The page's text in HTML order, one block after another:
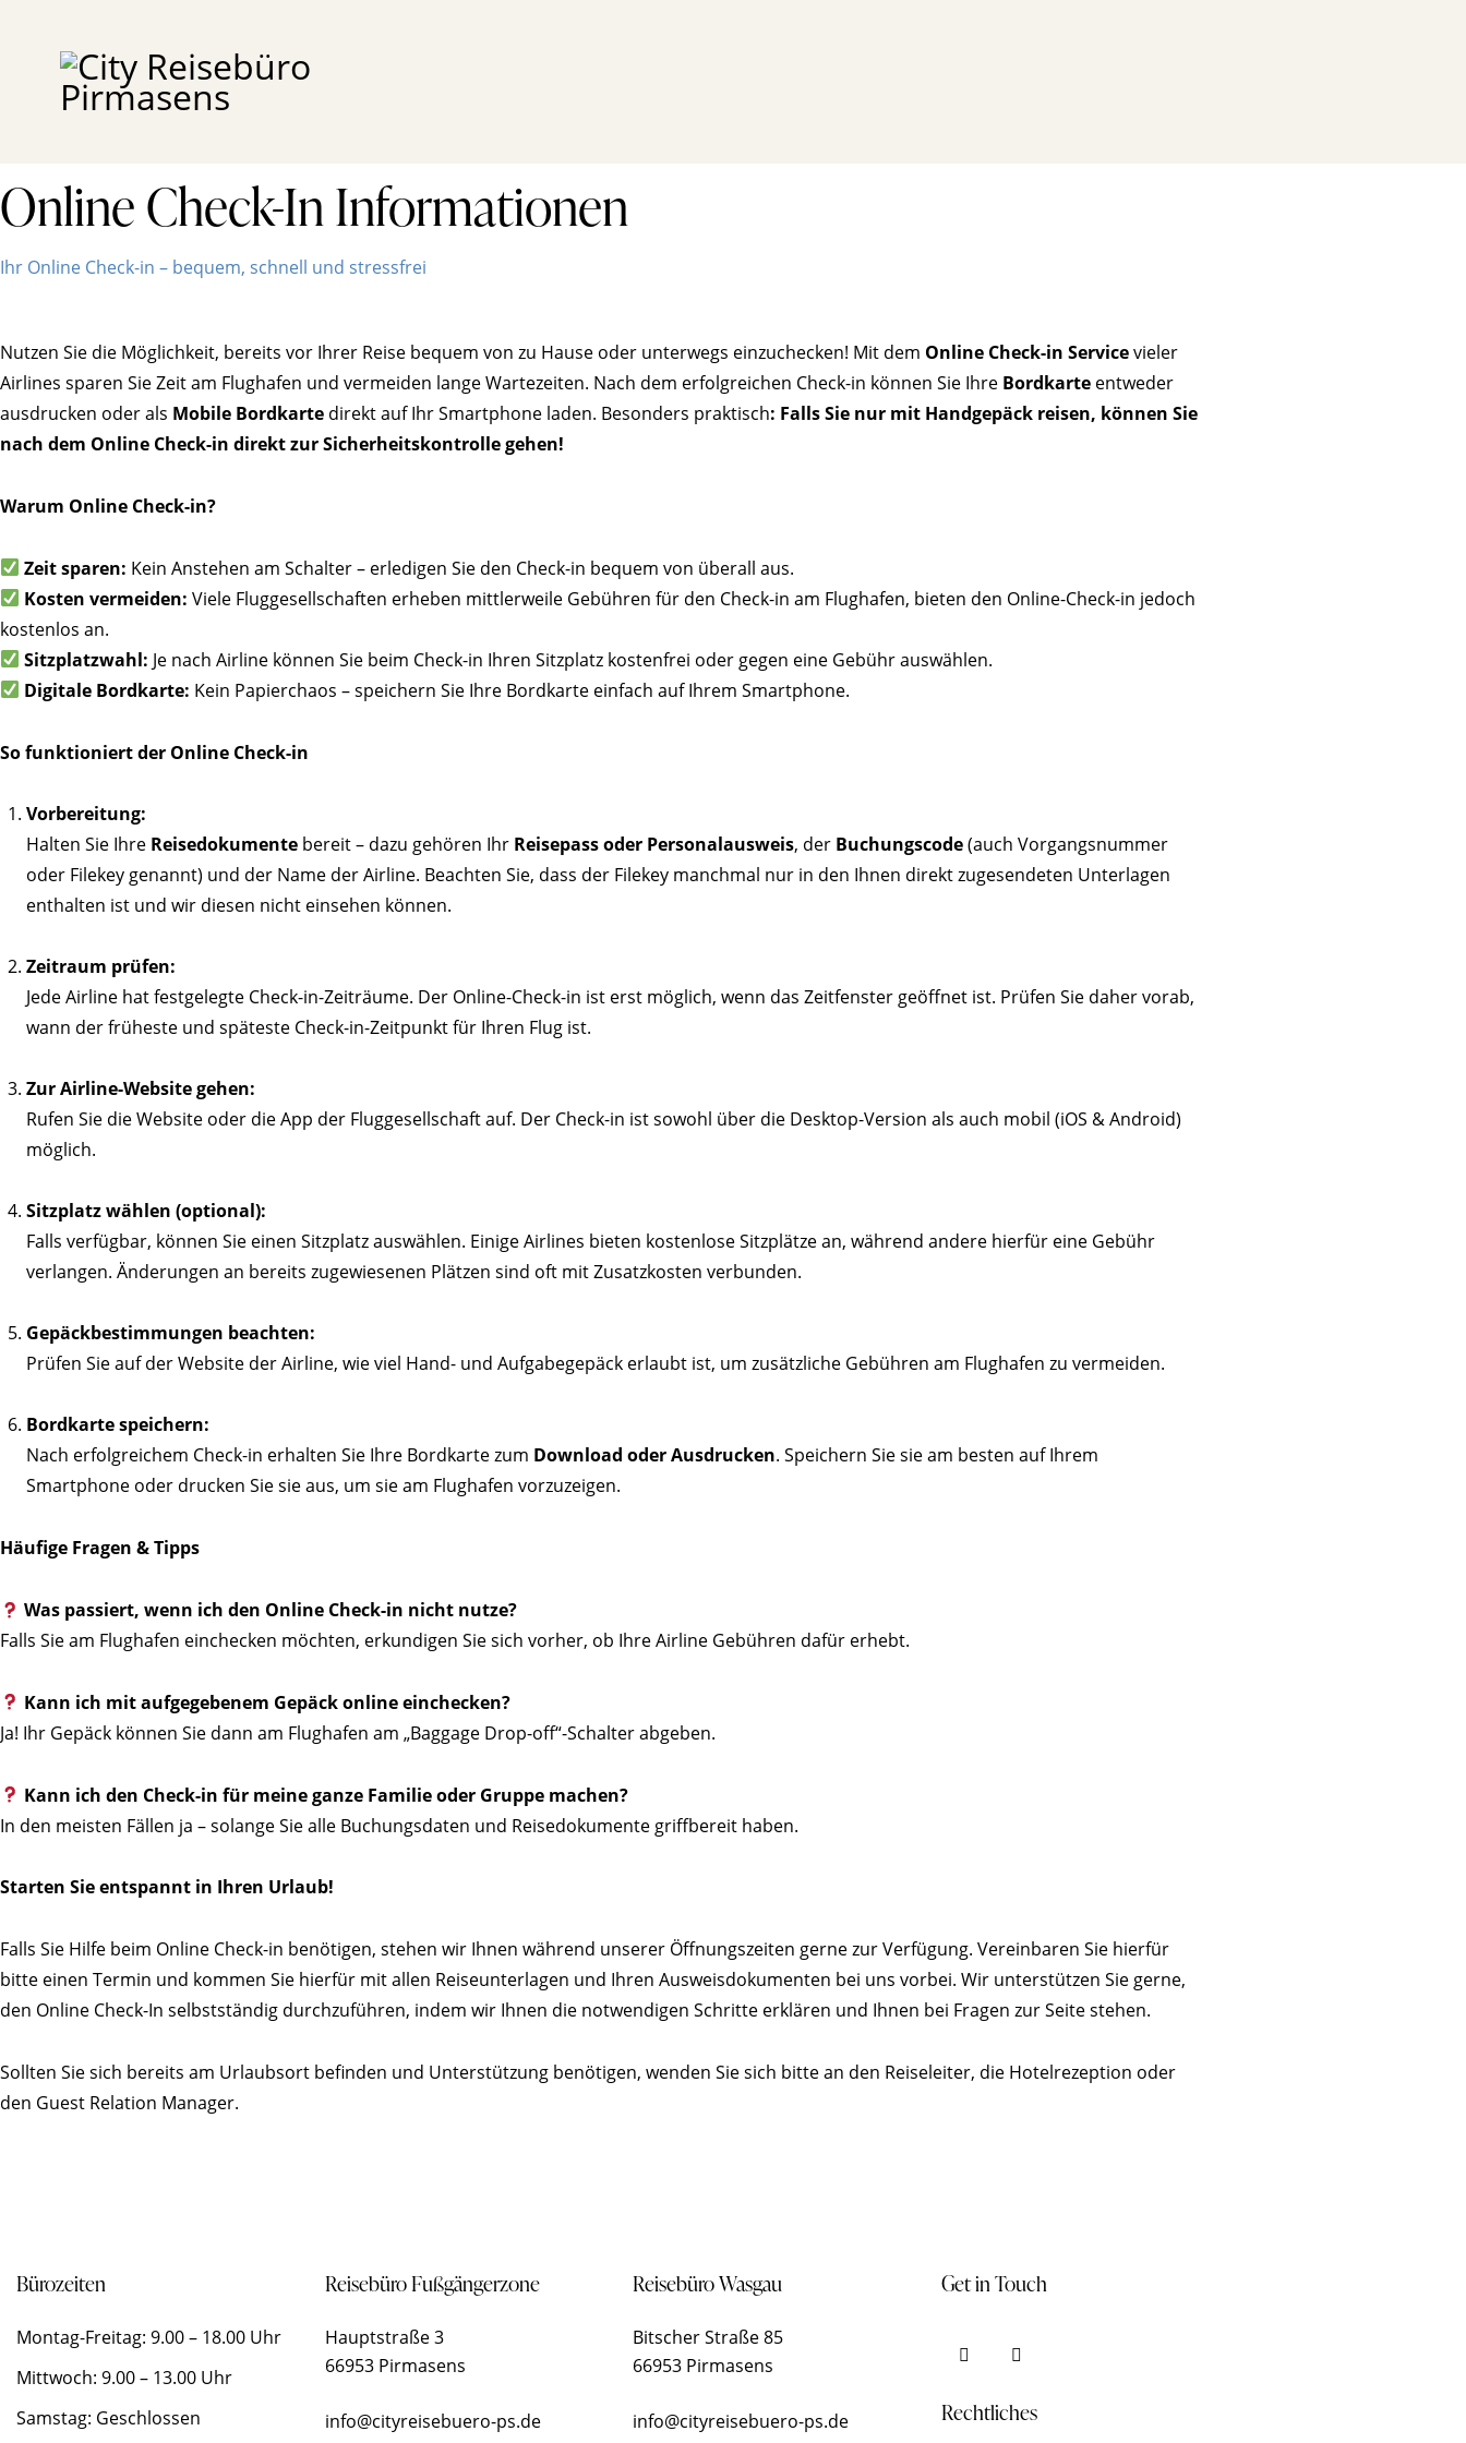
Online Check-In Informationen
Ihr Online Check-in – bequem, schnell und stressfrei
Nutzen Sie die Möglichkeit, bereits vor Ihrer Reise bequem von zu Hause oder unterwegs einzuchecken! Mit dem Online Check-in Servicevieler
Airlines sparen Sie Zeit am Flughafen und vermeiden lange Wartezeiten. Nach dem erfolgreichen Check-in können Sie Ihre Bordkarte entweder
ausdrucken oder als Mobile Bordkarte direkt auf Ihr Smartphone laden. Besonders praktisch: Falls Sie nur mit Handgepäck reisen, können Sie
nach dem Online Check-in direkt zur Sicherheitskontrolle gehen!
Warum Online Check-in?
Zeit sparen: Kein Anstehen am Schalter – erledigen Sie den Check-in bequem von überall aus.
Kosten vermeiden: Viele Fluggesellschaften erheben mittlerweile Gebühren für den Check-in am Flughafen, bieten den Online-Check-in jedoch
kostenlos an.
Sitzplatzwahl: Je nach Airline können Sie beim Check-in Ihren Sitzplatz kostenfrei oder gegen eine Gebühr auswählen.
Digitale Bordkarte: Kein Papierchaos – speichern Sie Ihre Bordkarte einfach auf Ihrem Smartphone.
So funktioniert der Online Check-in
Vorbereitung:
Halten Sie Ihre Reisedokumente bereit – dazu gehören Ihr Reisepass oder Personalausweis, der Buchungscode(auch Vorgangsnummer
oder Filekey genannt) und der Name der Airline. Beachten Sie, dass der Filekey manchmal nur in den Ihnen direkt zugesendeten Unterlagen
enthalten ist und wir diesen nicht einsehen können.
Zeitraum prüfen:
Jede Airline hat festgelegte Check-in-Zeiträume. Der Online-Check-in ist erst möglich, wenn das Zeitfenster geöffnet ist. Prüfen Sie daher vorab,
wann der früheste und späteste Check-in-Zeitpunkt für Ihren Flug ist.
Zur Airline-Website gehen:
Rufen Sie die Website oder die App der Fluggesellschaft auf. Der Check-in ist sowohl über die Desktop-Version als auch mobil (iOS & Android)
möglich.
Sitzplatz wählen (optional):
Falls verfügbar, können Sie einen Sitzplatz auswählen. Einige Airlines bieten kostenlose Sitzplätze an, während andere hierfür eine Gebühr
verlangen. Änderungen an bereits zugewiesenen Plätzen sind oft mit Zusatzkosten verbunden.
Gepäckbestimmungen beachten:
Prüfen Sie auf der Website der Airline, wie viel Hand- und Aufgabegepäck erlaubt ist, um zusätzliche Gebühren am Flughafen zu vermeiden.
Bordkarte speichern:
Nach erfolgreichem Check-in erhalten Sie Ihre Bordkarte zum Download oder Ausdrucken. Speichern Sie sie am besten auf Ihrem
Smartphone oder drucken Sie sie aus, um sie am Flughafen vorzuzeigen.
Häufige Fragen & Tipps
Was passiert, wenn ich den Online Check-in nicht nutze?
Falls Sie am Flughafen einchecken möchten, erkundigen Sie sich vorher, ob Ihre Airline Gebühren dafür erhebt.
Kann ich mit aufgegebenem Gepäck online einchecken?
Ja! Ihr Gepäck können Sie dann am Flughafen am „Baggage Drop-off“-Schalter abgeben.
Kann ich den Check-in für meine ganze Familie oder Gruppe machen?
In den meisten Fällen ja – solange Sie alle Buchungsdaten und Reisedokumente griffbereit haben.
Starten Sie entspannt in Ihren Urlaub!
Falls Sie Hilfe beim Online Check-in benötigen, stehen wir Ihnen während unserer Öffnungszeiten gerne zur Verfügung. Vereinbaren Sie hierfür
bitte einen Termin und kommen Sie hierfür mit allen Reiseunterlagen und Ihren Ausweisdokumenten bei uns vorbei. Wir unterstützen Sie gerne,
den Online Check-In selbstständig durchzuführen, indem wir Ihnen die notwendigen Schritte erklären und Ihnen bei Fragen zur Seite stehen.
Sollten Sie sich bereits am Urlaubsort befinden und Unterstützung benötigen, wenden Sie sich bitte an den Reiseleiter, die Hotelrezeption oder
den Guest Relation Manager.
Bürozeiten
Montag-Freitag: 9.00 – 18.00 Uhr
Mittwoch: 9.00 – 13.00 Uhr
Samstag: Geschlossen
Reisebüro Fußgängerzone
Hauptstraße 3
66953 Pirmasens
info@cityreisebuero-ps.de
Reisebüro Wasgau
Bitscher Straße 85
66953 Pirmasens
info@cityreisebuero-ps.de
Get in Touch
Rechtliches